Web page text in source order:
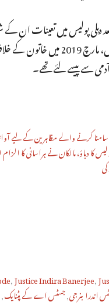
کر دیا تھا۔ وہیں،
سے پیسے لئے تھے۔
کرنے والے مظاہرین کے لیے
کا دباؤ، مالکان نے ہراسانی کا الزام
,Justice Indira Banerjee,
اندرا بنرجی,جسٹس اے کے پٹنایک,